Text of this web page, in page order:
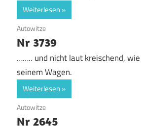
Weiterlesen
17. Juli 2017
Autowitze
Nr 3739
…….. und nicht laut kreischend,
seinem Wagen.
Weiterlesen
17. Juli 2017
Autowitze
Nr 2645